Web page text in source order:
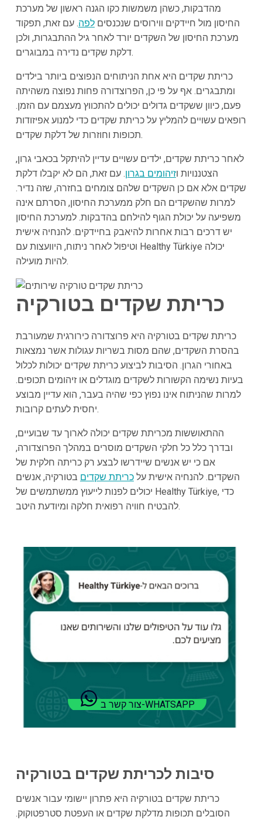
מהדבקות, כשהן משמשות כקו הגנה ראשון של מערכת
החיסון מול חיידקים ווירוסים שנכנסיםלפה. עם זאת, תפקוד
מערכת החיסון של השקדים יורד לאחר גיל ההתבגרות, ולכן
דלקת שקדים נדירה במבוגרים.
כריתת שקדים היא אחת הניתוחים הנפוצים ביותר בילדים
ומתבגרים. אף על פי כן, הפרוצדורה פחות נפוצה משהיתה
פעם, כיוון ששקדים גדולים יכולים להתכווץ מעצמם עם הזמן.
רופאים עשויים להמליץ על כריתת שקדים כדי למנוע אפיזודות
תכופות וחוזרות של דלקת שקדים.
לאחר כריתת שקדים, ילדים עשויים עדיין להיתקל בכאבי גרון,
הצטננויות וזיהומים בגרון. עם זאת, הם לא יקבלו דלקת
שקדים אלא אם כן השקדים שלהם צומחים בחזרה, שזה נדיר.
למרות שהשקדים הם חלק ממערכת החיסון, הסרתם אינה
משפיעה על יכולת הגוף להילחם בהדבקות. למערכת החיסון
יש דרכים רבות אחרות להיאבק בחיידקים. להנחיה אישית
וטיפול לאחר ניתוח, היוועצות עם Healthy Türkiye יכולה
להיות מועילה.
כריתת שקדים בטורקיה
כריתת שקדים בטורקיה היא פרוצדורה כירורגית שמעורבת
בהסרת השקדים, שהם מסות בשריות עגולות אשר נמצאות
באחורי הגרון. הסיבות לביצוע כריתת שקדים יכולות לכלול
בעיות נשימה הקשורות לשקדים מוגדלים או זיהומים תכופים.
למרות שהניתוח אינו נפוץ כפי שהיה בעבר, הוא עדיין מבוצע
יחסית לעתים קרובות.
ההתאוששות מכריתת שקדים יכולה לארוך עד שבועיים,
ובדרך כלל כל חלקי השקדים מוסרים במהלך הפרוצדורה,
אם כי יש אנשים שיידרשו לבצע רק כריתה חלקית של
השקדים. להנחיה אישית עלכריתת שקדים בטורקיה, אנשים
יכולים לפנות לייעוץ ממשתמשים של Healthy Türkiye, כדי
להבטיח חוויה רפואית חלקה ומיודעת היטב.
צור קשר ב-WHATSAPP
סיבות לכריתת שקדים בטורקיה
כריתת שקדים בטורקיה היא פתרון יישומי עבור אנשים
הסובלים תכופות מדלקת שקדים או העפטת סטרפטוקוק.